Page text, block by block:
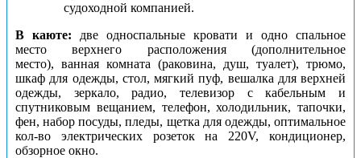
судоходной компанией.
В каюте: две односпальные кровати и одно спальное
место верхнего расположения (дополнительное
место), ванная комната (раковина, душ, туалет), трюмо,
шкаф для одежды, стол, мягкий пуф, вешалка для верхней
одежды, зеркало, радио, телевизор с кабельным и
спутниковым вещанием, телефон, холодильник, тапочки,
фен, набор посуды, пледы, щетка для одежды, оптимальное
кол-во электрических розеток на 220V, кондиционер,
обзорное окно.